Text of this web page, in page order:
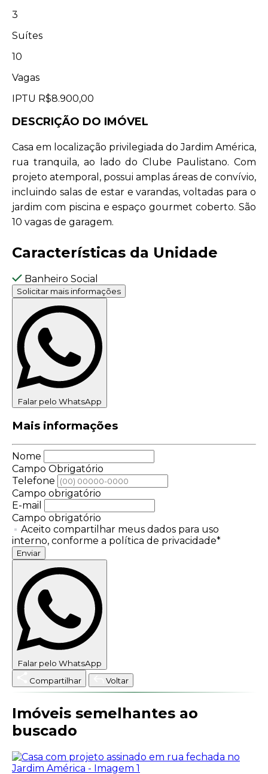
3
Suítes
10
Vagas
IPTU R$8.900,00
DESCRIÇÃO DO IMÓVEL
Casa em localização privilegiada do Jardim América,
rua tranquila, ao lado do Clube Paulistano. Com
projeto atemporal, possui amplas áreas de convívio,
incluindo salas de estar e varandas, voltadas para o
jardim com piscina e espaço gourmet coberto. São
10 vagas de garagem.
Características da Unidade
Banheiro Social
Solicitar mais informações
Falar pelo WhatsApp
Mais informações
Nome
Campo Obrigatório
Telefone
Campo obrigatório
E-mail
Campo obrigatório
Aceito compartilhar meus dados para uso
interno, conforme a política de privacidade*
Enviar
Falar pelo WhatsApp
Compartilhar
Voltar
Imóveis semelhantes ao
buscado